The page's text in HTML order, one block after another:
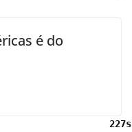
é do